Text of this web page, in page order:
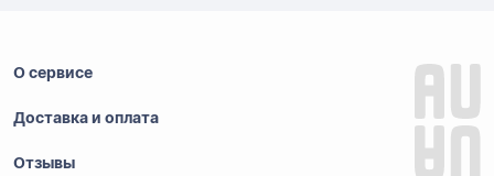
О сервисе
Доставка и оплата
Отзывы